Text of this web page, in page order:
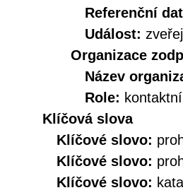
Referenční
Událost:
Organizace
Název
Role:
Klíčová slova
Klíčové slovo:
Klíčové slovo:
Klíčové slovo: